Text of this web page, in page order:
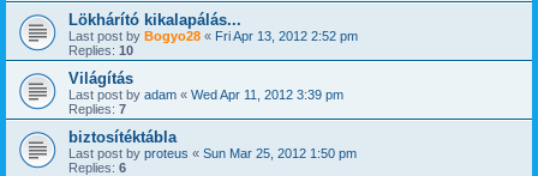
Lökhárító kikalapálás...
Last post by Bogyo28 « Fri Apr 13, 2012 2:52 pm
Replies: 10
Világítás
Last post by adam « Wed Apr 11, 2012 3:39 pm
Replies: 7
biztosítéktábla
Last post by proteus « Sun Mar 25, 2012 1:50 pm
Replies: 6